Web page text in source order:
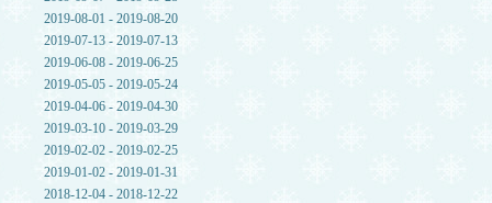
2019-08-01 - 2019-08-20
2019-07-13 - 2019-07-13
2019-06-08 - 2019-06-25
2019-05-05 - 2019-05-24
2019-04-06 - 2019-04-30
2019-03-10 - 2019-03-29
2019-02-02 - 2019-02-25
2019-01-02 - 2019-01-31
2018-12-04 - 2018-12-22